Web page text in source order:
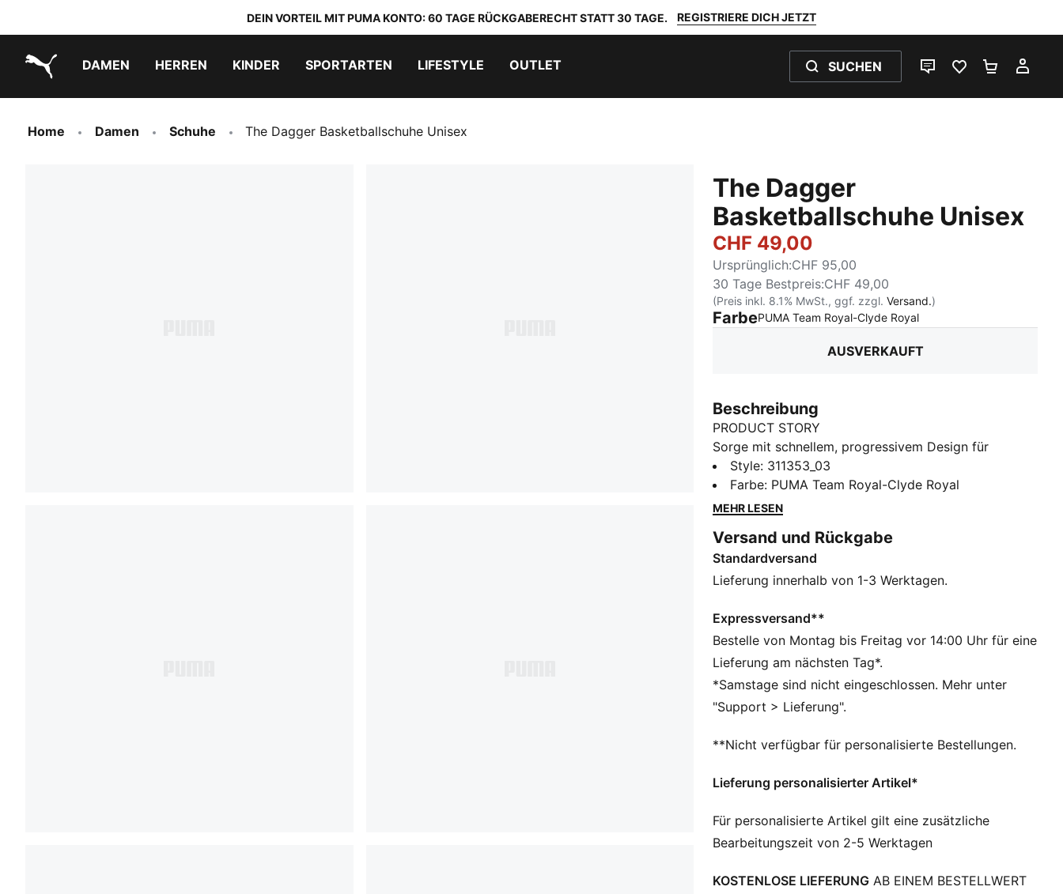
DEIN VORTEIL MIT PUMA KONTO: 60 TAGE RÜCKGABERECHT STATT 30 TAGE. REGISTRIERE DICH JETZT
DAMEN HERREN KINDER SPORTARTEN LIFESTYLE OUTLET SUCHEN
LIVE-CHATFAVORITEN 0
Home Damen Schuhe The Dagger Basketballschuhe Unisex
The Dagger
Basketballschuhe Unisex
CHF 49,00
Ursprünglich:CHF 95,00
30 Tage Bestpreis:CHF 49,00
(Preis inkl. 8.1% MwSt., ggf. zzgl.Versand.)
FarbePUMA Team Royal-Clyde Royal:
AUSVERKAUFT
Beschreibung
PRODUCT STORY
Sorge mit schnellem, progressivem Design für
Aufsehen. Unsere neuste Innovation verfügt über eine
PROFOAM Zwischensohle für leichten Rebound, eine
PUMA BITE Innensohle für Traktion und eine
Perfekt, um Outdoor-Courts mit Selbstbewusstsein
und Style zu dominieren. Mach dich bereit zu
gewinnen.
Das Obermaterial der Schuhe besteht zu mindestens
20 % aus recycelten Materialien
PUMA BITE: Strapazierfähiges Laufsohlenmuster, das
hervorragende Traktion auf dem Platz bietet
PROFOAM: Leichtes EVA-Material, das entwickelt
wurde, um das Auftreten abzufedern und deinen
DETAILS
Dynamisches Schnürsystem mit Befestigungspunkten
Wrap-up aus Gummi außen für seitliche Stabilität
PUMA Hoops Jaws Branding
Style: 311353_03
Farbe: PUMA Team Royal-Clyde Royal
MEHR LESEN
Versand und Rückgabe
Standardversand
Lieferung innerhalb von 1-3 Werktagen.
Expressversand**
Bestelle von Montag bis Freitag vor 14:00 Uhr für eine
Lieferung am nächsten Tag*.
*Samstage sind nicht eingeschlossen. Mehr unter
"Support > Lieferung".
**Nicht verfügbar für personalisierte Bestellungen.
Lieferung personalisierter Artikel*
Für personalisierte Artikel gilt eine zusätzliche
Bearbeitungszeit von 2-5 Werktagen
KOSTENLOSE LIEFERUNG AB EINEM BESTELLWERT